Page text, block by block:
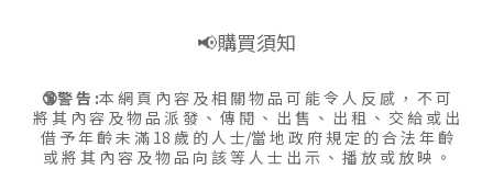
📢購買須知
🔞警 告 :本 網 頁 內 容 及 相 關 物 品 可 能 令 人 反 感 ， 不 可
將 其 內 容 及 物 品 派 發 、 傳 閱 、 出 售 、 出 租 、 交 給 或 出
借 予 年 齡 未 滿 18 歲 的 人 士/當 地 政 府 規 定 的 合 法 年 齡
或 將 其 內 容 及 物 品 向 該 等 人 士 出 示 、 播 放 或 放 映 。